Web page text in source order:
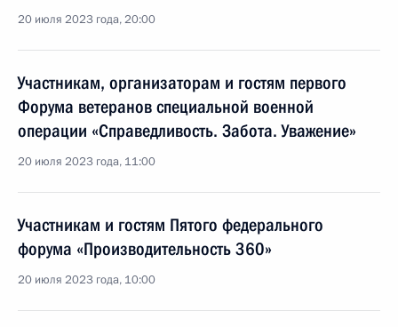
20 июля 2023 года, 20:00
Участникам, организаторам и гостям первого
Форума ветеранов специальной военной
операции «Справедливость. Забота. Уважение»
20 июля 2023 года, 11:00
Участникам и гостям Пятого федерального
форума «Производительность 360»
20 июля 2023 года, 10:00